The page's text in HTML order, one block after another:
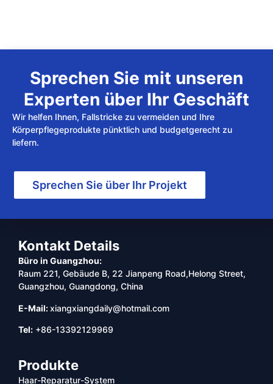
Sprechen Sie mit unseren
Experten über Ihr Geschäft
Wir helfen Ihnen, Fallstricke zu vermeiden und Ihre
Körperpflegeprodukte pünktlich und budgetgerecht zu
liefern.
Sprechen Sie über Ihr Projekt
Kontakt Details
Büro in Guangzhou:
Raum 221, Gebäude B, 22 Jianpeng Road,Helong Street,
Guangzhou, Guangdong, China
E-Mail:xiangxiangdaily@hotmail.com
Tel: +86-13392129969
Produkte
Haar-Reparatur-System